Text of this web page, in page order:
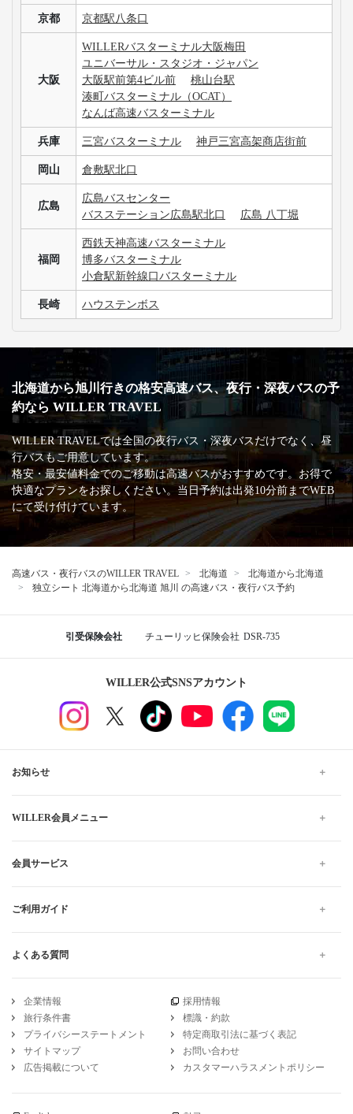
京都 京都駅八条口
大阪
WILLERバスターミナル大阪梅田
ユニバーサル・スタジオ・ジャパン
大阪駅前第4ビル前
桃山台駅
湊町バスターミナル（OCAT）
なんば高速バスターミナル
兵庫 三宮バスターミナル 神戸三宮高架商店街前
岡山 倉敷駅北口
広島
広島バスセンター
バスステーション広島駅北口
広島 八丁堀
福岡
西鉄天神高速バスターミナル
博多バスターミナル
小倉駅新幹線口バスターミナル
長崎 ハウステンボス
北海道から旭川行きの格安高速バス、夜行・深夜バスの予
約なら WILLER TRAVEL
WILLER TRAVELでは全国の夜行バス・深夜バスだけでなく、昼
行バスもご用意しています。
格安・最安値料金でのご移動は高速バスがおすすめです。お得で
快適なプランをお探しください。当日予約は出発10分前までWEB
にて受け付けています。
高速バス・夜行バスのWILLER TRAVEL 北海道
北海道から北海道
独立シート 北海道から北海道 旭川 の高速バス・夜行バス予約
引受保険会社 チューリッヒ保険会社 DSR-735
WILLER公式SNSアカウント
お知らせ
WILLER会員メニュー
会員サービス
ご利用ガイド
よくある質問
企業情報
採用情報
旅行条件書
標識・約款
プライバシーステートメント
特定商取引法に基づく表記
サイトマップ
お問い合わせ
広告掲載について
カスタマーハラスメントポリシー